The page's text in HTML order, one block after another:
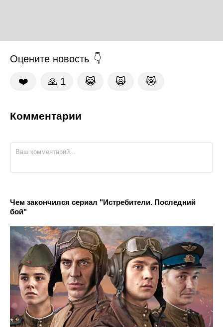
Оцените новость
❤️ 🙏 1 😹 🙀 😿
Комментарии
Чем закончился сериал "Истребители. Последний
бой"